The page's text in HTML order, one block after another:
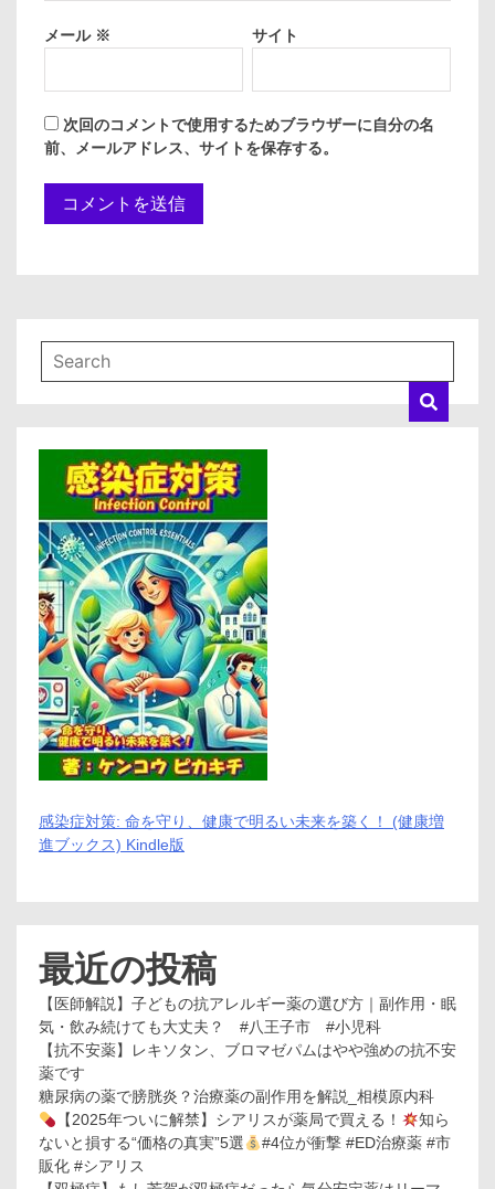
メール ※ サイト
次回のコメントで使用するためブラウザーに自分の名
前、メールアドレス、サイトを保存する。
感染症対策: 命を守り、健康で明るい未来を築く！ (健康増
進ブックス) Kindle版
最近の投稿
【医師解説】子どもの抗アレルギー薬の選び方｜副作用・眠
気・飲み続けても大丈夫？ #八王子市 #小児科
【抗不安薬】レキソタン、ブロマゼパムはやや強めの抗不安
薬です
糖尿病の薬で膀胱炎？治療薬の副作用を解説_相模原内科
【2025年ついに解禁】シアリスが薬局で買える！
知ら
ないと損する“価格の真実”5選
#4位が衝撃 #ED治療薬 #市
販化 #シアリス